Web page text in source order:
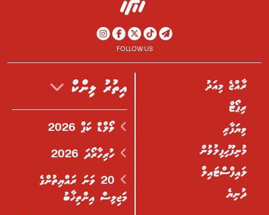
FOLLOW US
ރާއްޖެ މިއަދު
ރިޕޯޓް
ވިޔަފާރި
މުނިފޫހިފިލުވުން
ލައިފްސްޓައިލް
ދުނިޔެ
އިތުރު ލިންކް
ވޯލްޑް ކަޕް 2026
ހުރިހާރޯދަ 2026
20 ވަނަ ރައްޔިތުންގެ
މަޖިލިސް އިންތިޚާބު